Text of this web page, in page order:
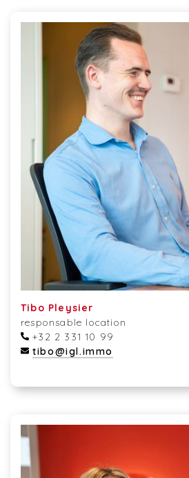
Tibo Pleysier
responsable location
+32 2 331 10 99
tibo@igl.immo